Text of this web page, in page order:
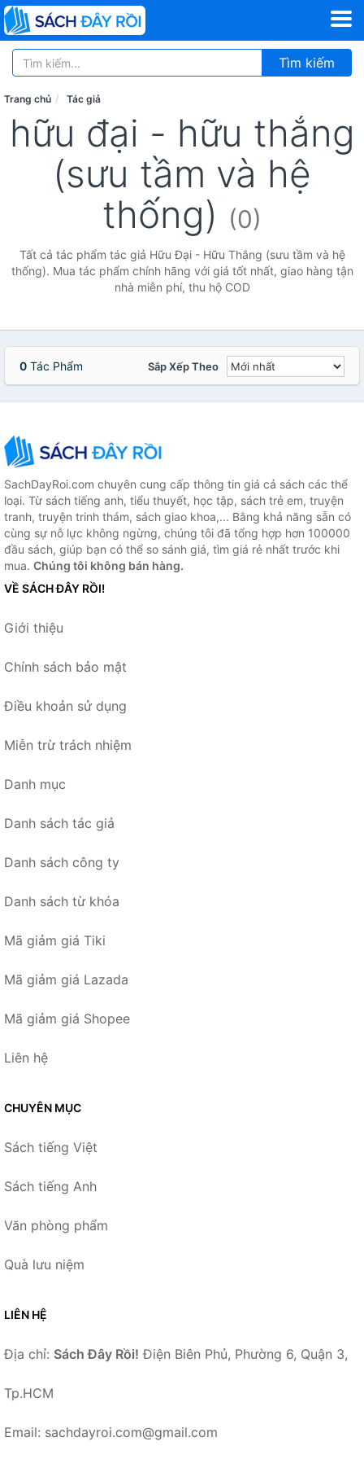
Tìm kiếm
Trang chủ Tác giả
hữu đại - hữu thắng
(sưu tầm và hệ
thống) (0)
Tất cả tác phẩm tác giả Hữu Đại - Hữu Thắng (sưu tầm và hệ
thống). Mua tác phẩm chính hãng với giá tốt nhất, giao hàng tận
nhà miễn phí, thu hộ COD
0 Tác Phẩm Sắp Xếp Theo
SachDayRoi.com chuyên cung cấp thông tin giá cả sách các thể
loại. Từ sách tiếng anh, tiểu thuyết, học tập, sách trẻ em, truyện
tranh, truyện trinh thám, sách giao khoa,... Bằng khả năng sẵn có
cùng sự nỗ lực không ngừng, chúng tôi đã tổng hợp hơn 100000
đầu sách, giúp bạn có thể so sánh giá, tìm giá rẻ nhất trước khi
mua. Chúng tôi không bán hàng.
VỀ SÁCH ĐÂY RỒI!
Giới thiệu
Chính sách bảo mật
Điều khoản sử dụng
Miễn trừ trách nhiệm
Danh mục
Danh sách tác giả
Danh sách công ty
Danh sách từ khóa
Mã giảm giá Tiki
Mã giảm giá Lazada
Mã giảm giá Shopee
Liên hệ
CHUYÊN MỤC
Sách tiếng Việt
Sách tiếng Anh
Văn phòng phẩm
Quà lưu niệm
LIÊN HỆ
Địa chỉ: Sách Đây Rồi! Điện Biên Phủ, Phường 6, Quận 3,
Tp.HCM
Email: sachdayroi.com@gmail.com